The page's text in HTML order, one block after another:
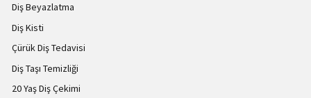
Diş Beyazlatma
Diş Kisti
Çürük Diş Tedavisi
Diş Taşı Temizliği
20 Yaş Diş Çekimi